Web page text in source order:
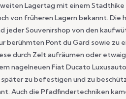
Lagertag mit einem Stadthike
von früheren Lagern bekannt.
Souvenirshop von den
berühmten Pont du Gard sowie zu
durch Zelt aufräumen oder
nagelneuen Fiat Ducato
zu befestigen und zu
Auch die Pfadfindertechniken